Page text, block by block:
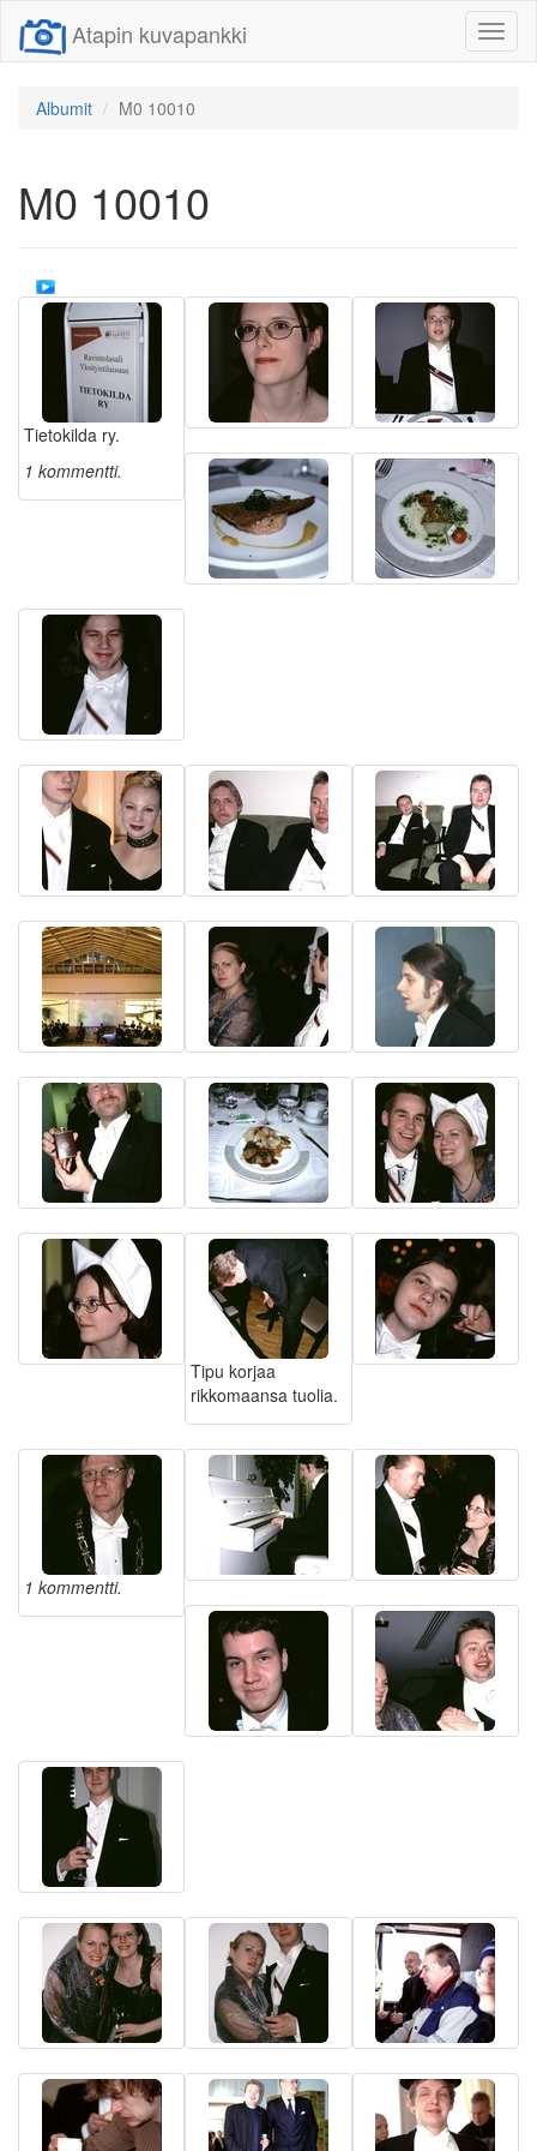
linkit
Atapin kuvapankki
Albumit M0 10010
M0 10010
Tietokilda ry.
1 kommentti.
Tipu korjaa
rikkomaansa tuolia.
1 kommentti.